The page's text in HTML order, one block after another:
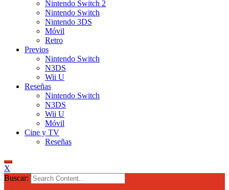
Nintendo Switch 2
Nintendo Switch
Nintendo 3DS
Móvil
Retro
Previos
Nintendo Switch
N3DS
Wii U
Reseñas
Nintendo Switch
N3DS
Wii U
Móvil
Cine y TV
Reseñas
X
Buscar: